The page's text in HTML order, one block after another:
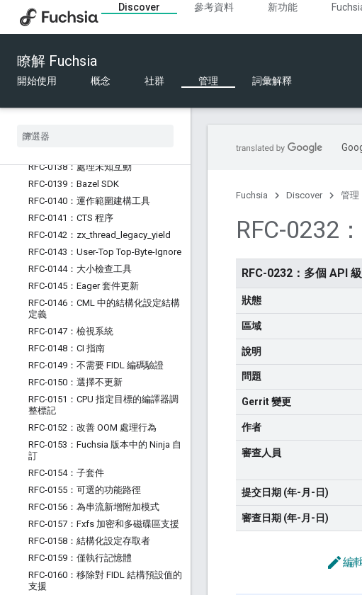
Discover 參考資料 新功能
瞭解 Fuchsia
開始使用 概念 社群 管理 詞彙解釋
RFC-0129：Fuchsia 中的 Python
RFC-0130：支援的硬體
RFC-0131：FIDL 電匯格式的設計原則
RFC-0132：FIDL 資料表大小限制
RFC-0133：軟體推送目標
RFC-0134：軟體更新時間依附元件
RFC-0136：Fxf
RFC-0138：處理未知互動
RFC-0139：Bazel SDK
RFC-0140：運作範圍建構工具
RFC-0141：CTS 程序
RFC-0142：zx _thread legacy yield
RFC-0143：User-Top Top-Byte-Ignore
RFC-0144：大小檢查工具
RFC-0145：Eager 套件更新
RFC-0146：CML 中的結構化設定結構
定義
RFC-0147：檢視系統
RFC-0148：CI 指南
RFC-0149：不需要 FIDL 編碼驗證
RFC-0150：選擇不更新
RFC-0151：CPU 指定目標的編譯器調
整標記
RFC-0152：改善 OOM 處理行為
RFC-0153：Fuchsia 版本中的 Ninja 自
訂
RFC-0154：子套件
RFC-0155：可選的功能路徑
RFC-0156：為串流新增附加模式
RFC-0157：Fxfs 加密和多磁碟區支援
RFC-0158：結構化設定存取者
RFC-0159：僅執行記憶體
RFC-0160：移除對 FIDL 結構預設值的
支援
Fuchsia Discover 管理
RFC-0232
RFC-0232：多個 API
狀態
區域
說明
問題
Gerrit 變更
作者
審查人員
提交日期 (年-月-日)
審查日期 (年-月-日)
edit編